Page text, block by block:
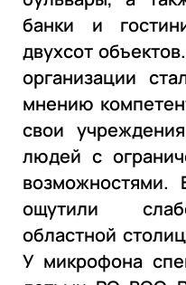
банки и
двухсот
организации
мнению
свои
людей с
возможностями.
ощутили
областной
У микрофона